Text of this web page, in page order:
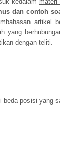
dan contoh
artikel
yang
dengan teliti.
beda posisi yang